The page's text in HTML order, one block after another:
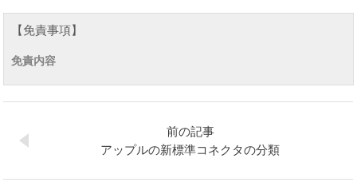
【免責事項】
免責内容
前の記事
アップルの新標準コネクタの分類